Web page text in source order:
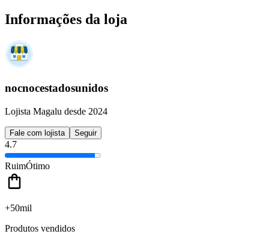
Informações da loja
nocnocestadosunidos
Lojista Magalu desde 2024
Fale com lojista Seguir
4.7
RuimÓtimo
+50mil
Produtos vendidos